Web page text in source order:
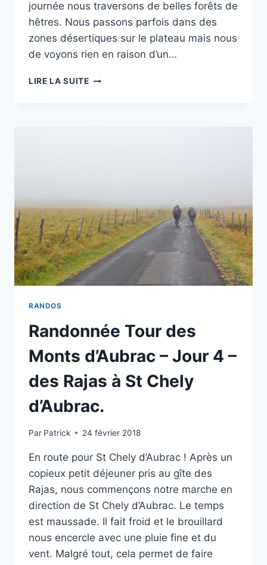
journée nous traversons de belles forêts de
hêtres. Nous passons parfois dans des
zones désertiques sur le plateau mais nous
de voyons rien en raison d’un…
LIRE LA SUITETOUR
CHELY
AU
DOMAINE
DU
VAYSSAÏRE
RANDOS
Randonnée Tour des
Monts d’Aubrac – Jour 4 –
des Rajas à St Chely
d’Aubrac.
Par Patrick 24 février 2018
En route pour St Chely d’Aubrac ! Après un
copieux petit déjeuner pris au gîte des
Rajas, nous commençons notre marche en
direction de St Chely d’Aubrac. Le temps
est maussade. Il fait froid et le brouillard
nous encercle avec une pluie fine et du
vent. Malgré tout, cela permet de faire